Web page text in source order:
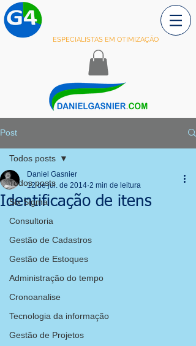
ESPECIALISTAS EM OTIMIZAÇÃO
Post
Todos posts
Six Sigma
Consultoria
Gestão de Cadastros
Gestão de Estoques
Administração do tempo
Cronoanalise
Tecnologia da informação
Gestão de Projetos
Todos posts
Identificação de itens
Daniel Gasnier
12 de jul. de 2014 2 min de leitura